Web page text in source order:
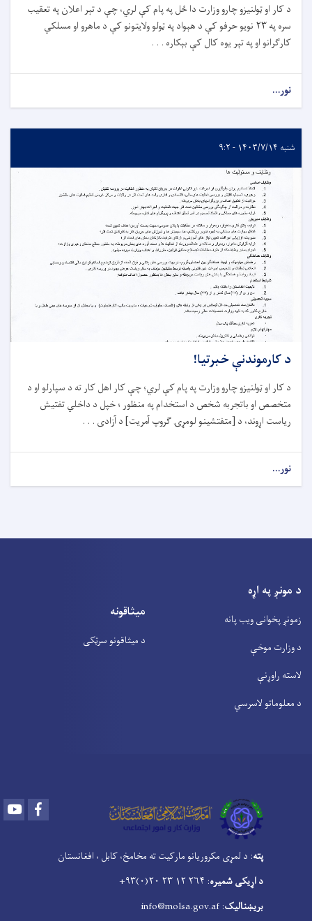
د کار او ټولنیزو چارو وزارت دا ځل په پام کې لري، چې د تېر اعلان په تعقیب
سره په ۲۳ نویو حرفو کې د هېواد په ټولو ولایتونو کې د ماهرو او مسلکي
کارګرانو او په تېر یوه کال کې بېکاره . . .
نور...
شنبه ۱۴۰۳/۷/۱۴ - ۹:۲
د کارموندنې خبرتیا!
د کار او ټولنیزو چارو وزارت په پام کې لري؛ چې کار اهل کار ته د سپارلو او د
متخصص او باتجربه شخص د استخدام په منظور ؛ خپل د داخلي تفتیش
ریاست اړوند، د [متفتشینو لومړۍ ګروپ آمریت] د آزادی . . .
نور...
د مونږ په اړه
زمونږ پخوانی ویب پانه
د وزارت موخې
لاسته راوړنې
د معلوماتو لاسرسي
میثاقونه
د میثاقونو سرټکی
Youtube
پته: د لمړی مکروریانو مارکیت ته مخامخ، کابل ، افغانستان
د اړیکی شمیره: ۲۶۴ ۱۲ ۲۳ ۲۰(۰)۹۳+
بریښنالیک: info@molsa.gov.af